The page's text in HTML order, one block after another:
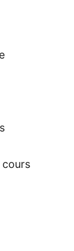
cours